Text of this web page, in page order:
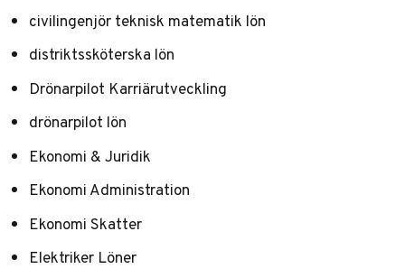
civilingenjör teknisk matematik lön
distriktssköterska lön
Drönarpilot Karriärutveckling
drönarpilot lön
Ekonomi & Juridik
Ekonomi Administration
Ekonomi Skatter
Elektriker Löner